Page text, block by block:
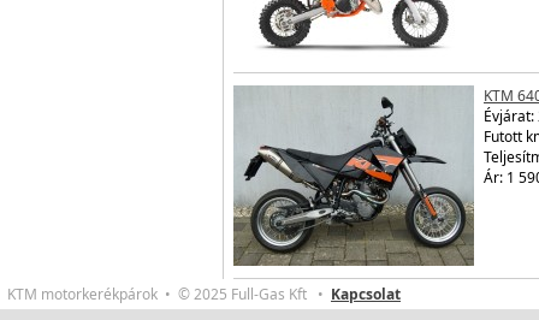
KTM
Évjárat:
Futott
Ár: 1
KTM motorkerékpárok • © 2025 Full-Gas Kft • Kapcsolat